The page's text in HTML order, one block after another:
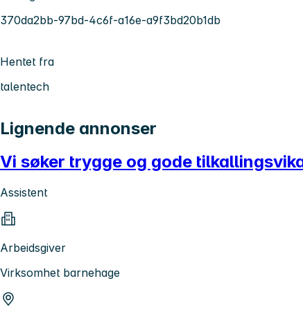
370da2bb-97bd-4c6f-a16e-a9f3bd20b1db
Hentet fra
talentech
Lignende annonser
Vi søker trygge og gode
Assistent
Arbeidsgiver
Virksomhet barnehage